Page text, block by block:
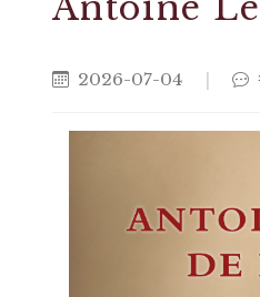
2026-07-04 |